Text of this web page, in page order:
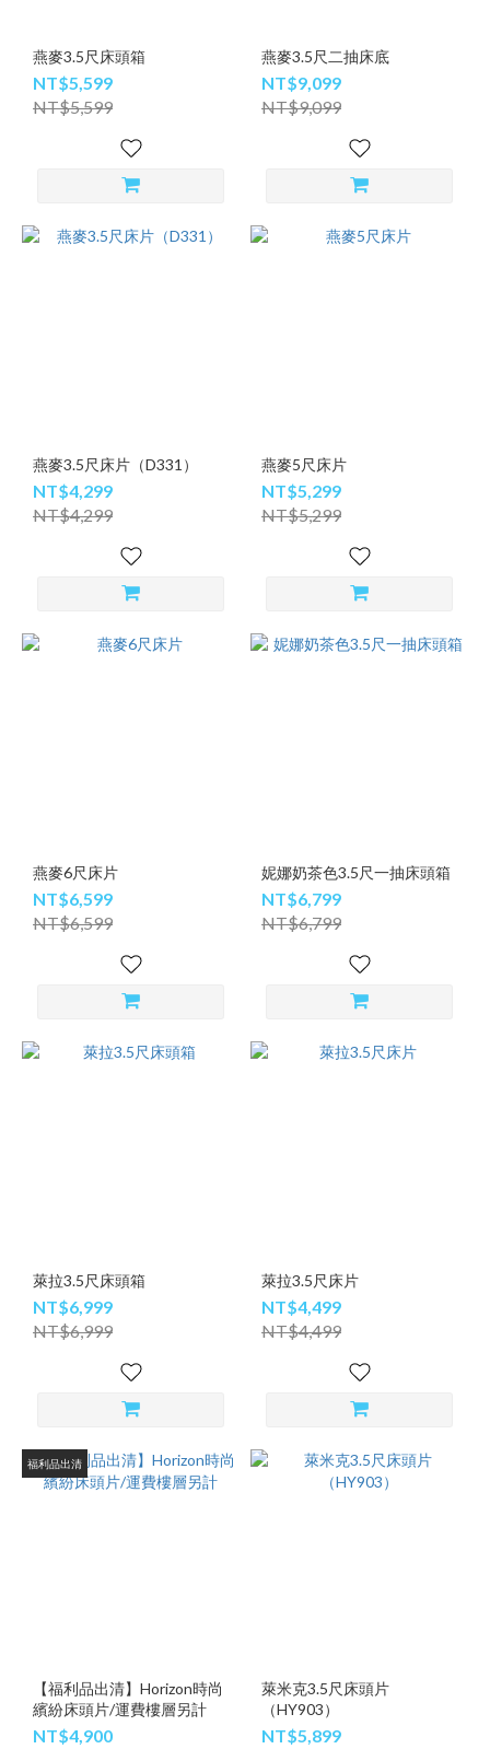
燕麥3.5尺床頭箱
NT$5,599
NT$5,599
燕麥3.5尺二抽床底
NT$9,099
NT$9,099
燕麥3.5尺床片（D331）
NT$4,299
NT$4,299
燕麥5尺床片
NT$5,299
NT$5,299
燕麥6尺床片
NT$6,599
NT$6,599
妮娜奶茶色3.5尺一抽床頭箱
NT$6,799
NT$6,799
萊拉3.5尺床頭箱
NT$6,999
NT$6,999
萊拉3.5尺床片
NT$4,499
NT$4,499
福利品出清
【福利品出清】Horizon時尚
繽紛床頭片/運費樓層另計
NT$4,900
萊米克3.5尺床頭片
（HY903）
NT$5,899